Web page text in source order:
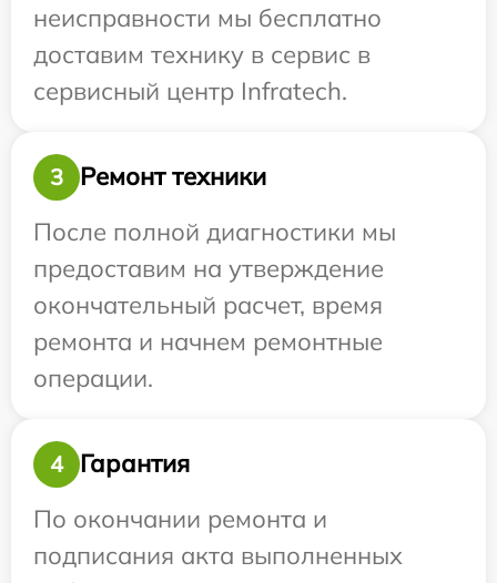
неисправности мы бесплатно
доставим технику в сервис в
сервисный центр Infratech.
3
Ремонт техники
После полной диагностики мы
предоставим на утверждение
окончательный расчет, время
ремонта и начнем ремонтные
операции.
4
Гарантия
По окончании ремонта и
подписания акта выполненных